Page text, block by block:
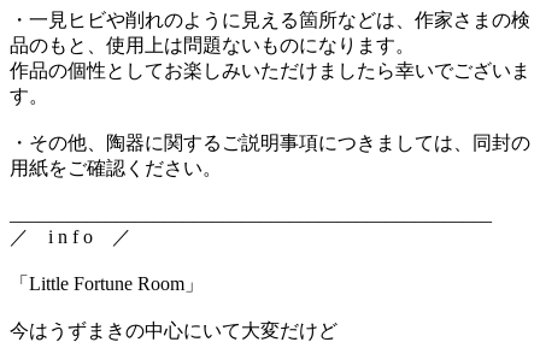
・一見ヒビや削れのように見える箇所などは、作家さまの検
品のもと、使用上は問題ないものになります。
作品の個性としてお楽しみいただけましたら幸いでございま
す。
・その他、陶器に関するご説明事項につきましては、同封の
用紙をご確認ください。
／ i n f o ／
「Little Fortune Room」
今はうずまきの中心にいて大変だけど